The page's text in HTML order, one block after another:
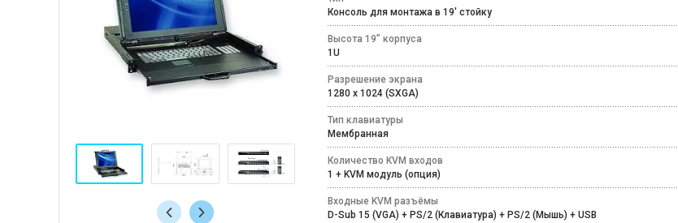
Консоль для монтажа в 19' стойку
Высота 19” корпуса
1U
Разрешение экрана
1280 x 1024 (SXGA)
Тип клавиатуры
Мембранная
Количество KVM входов
1 + KVM модуль (опция)
Входные KVM разъёмы
D-Sub 15 (VGA) + PS/2 (Клавиатура) + PS/2 (Мышь) + USB